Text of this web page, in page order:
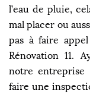
l’eau de pluie,
mal placer ou
pas à faire
Rénovation 11.
notre entreprise
faire une